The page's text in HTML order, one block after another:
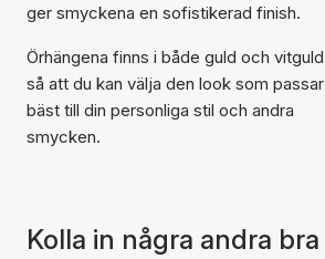
ger smyckena en sofistikerad finish.
Örhängena finns i både guld och vitguld,
så att du kan välja den look som passar
bäst till din personliga stil och andra
smycken.
Kolla in några andra bra